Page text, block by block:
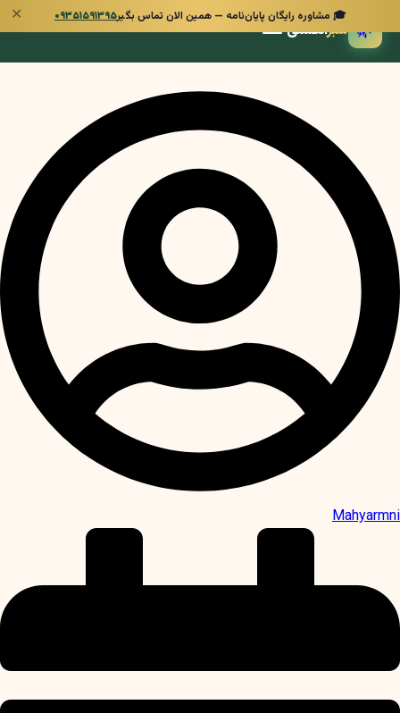
🎓 مشاوره رایگان پایان‌نامه — همین الان تماس بگیر۰۹۳۵۱۵۹۱۳۹۵ ✕
🌿 سبزانگشتی
Mahyarmni